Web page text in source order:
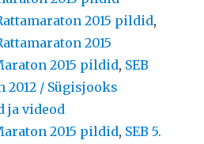
2015 pildid,
2015
2015 pildid, SEB
/ Sügisjooks
ja videod
2015 pildid, SEB 5.